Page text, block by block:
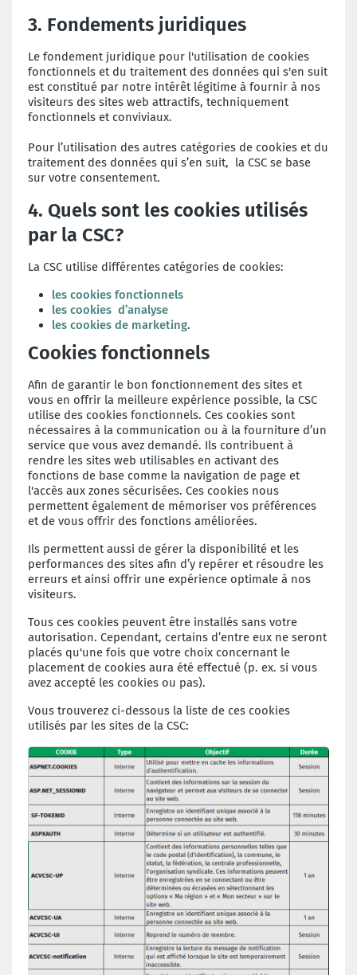
3. Fondements juridiques
Le fondement juridique pour l'utilisation de cookies
fonctionnels et du traitement des données qui s'en suit
est constitué par notre intérêt légitime à fournir à nos
visiteurs des sites web attractifs, techniquement
fonctionnels et conviviaux.
Pour l’utilisation des autres catégories de cookies et du
traitement des données qui s’en suit, la CSC se base
sur votre consentement.
4. Quels sont les cookies utilisés
par la CSC?
La CSC utilise différentes catégories de cookies:
les cookies fonctionnels
les cookies d’analyse
les cookies de marketing.
Cookies fonctionnels
Afin de garantir le bon fonctionnement des sites et
vous en offrir la meilleure expérience possible, la CSC
utilise des cookies fonctionnels. Ces cookies sont
nécessaires à la communication ou à la fourniture d’un
service que vous avez demandé. Ils contribuent à
rendre les sites web utilisables en activant des
fonctions de base comme la navigation de page et
l'accès aux zones sécurisées. Ces cookies nous
permettent également de mémoriser vos préférences
et de vous offrir des fonctions améliorées.
Ils permettent aussi de gérer la disponibilité et les
performances des sites afin d’y repérer et résoudre les
erreurs et ainsi offrir une expérience optimale à nos
visiteurs.
Tous ces cookies peuvent être installés sans votre
autorisation. Cependant, certains d’entre eux ne seront
placés qu'une fois que votre choix concernant le
placement de cookies aura été effectué (p. ex. si vous
avez accepté les cookies ou pas).
Vous trouverez ci-dessous la liste de ces cookies
utilisés par les sites de la CSC: